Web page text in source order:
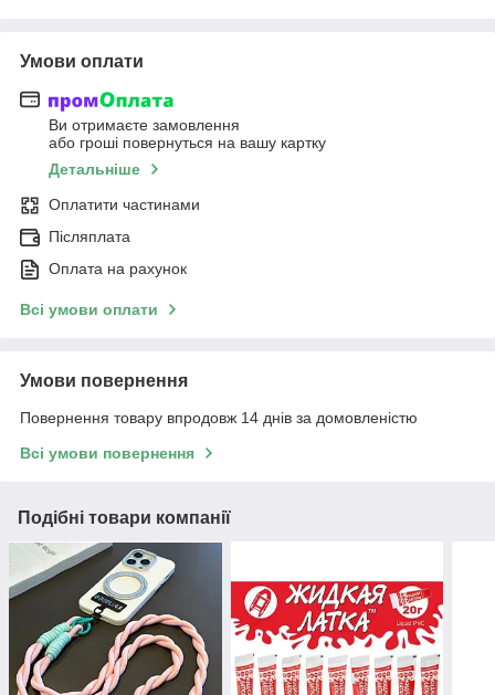
Умови оплати
Ви отримаєте замовлення
або гроші повернуться на вашу картку
Детальніше
Оплатити частинами
Післяплата
Оплата на рахунок
Всі умови оплати
Умови повернення
Повернення товару впродовж 14 днів за домовленістю
Всі умови повернення
Подібні товари компанії